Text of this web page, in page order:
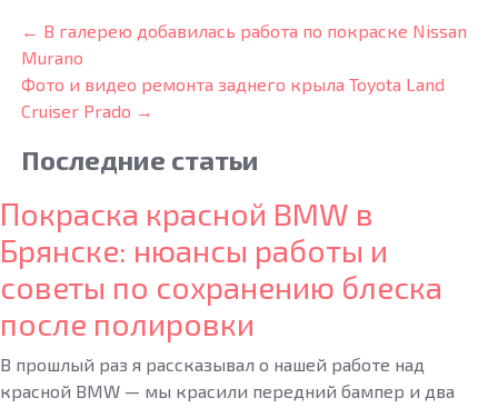
← В галерею добавилась работа по покраске Nissan
Murano
Фото и видео ремонта заднего крыла Toyota Land
Cruiser Prado →
Последние статьи
Покраска красной BMW в
Брянске: нюансы работы и
советы по сохранению блеска
после полировки
В прошлый раз я рассказывал о нашей работе над
красной BMW — мы красили передний бампер и два